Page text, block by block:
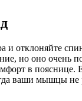
и отклоняйте
но оно очень
в пояснице.
ваши мышцы не